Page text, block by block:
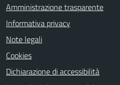
Amministrazione trasparente
Informativa privacy
Note legali
Cookies
Dichiarazione di accessibilità